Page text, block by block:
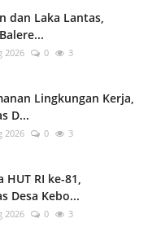
dan Laka Lantas,
2026 0 3
Lingkungan Kerja,
D...
2026 0 3
HUT RI ke-81,
Desa Kebo...
2026 0 3